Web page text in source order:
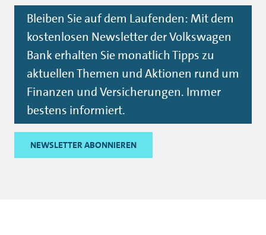
Bleiben Sie auf dem Laufenden: Mit dem
kostenlosen Newsletterder Volkswagen
Bank erhalten Sie monatlich Tipps zu
aktuellen Themen und Aktionen rund um
Finanzen und Versicherungen. Immer
bestens informiert.
NEWSLETTER ABONNIEREN